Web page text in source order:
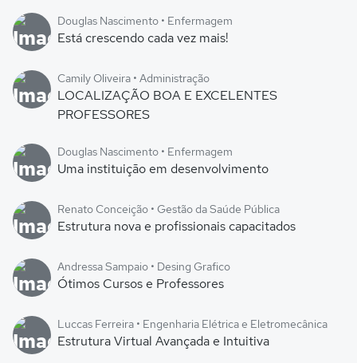
Douglas Nascimento • Enfermagem
Está crescendo cada vez mais!
Camily Oliveira • Administração
LOCALIZAÇÃO BOA E EXCELENTES
PROFESSORES
Douglas Nascimento • Enfermagem
Uma instituição em desenvolvimento
Renato Conceição • Gestão da Saúde Pública
Estrutura nova e profissionais capacitados
Andressa Sampaio • Desing Grafico
Ótimos Cursos e Professores
Luccas Ferreira • Engenharia Elétrica e Eletromecânica
Estrutura Virtual Avançada e Intuitiva